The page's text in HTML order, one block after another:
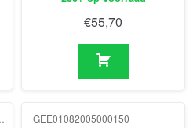
€55,70
GEE01082005000150